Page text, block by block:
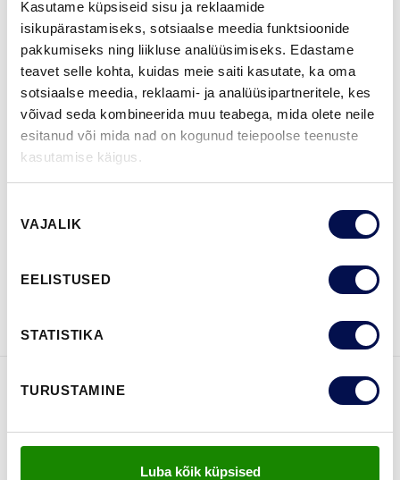
Kasutame küpsiseid sisu ja reklaamide
isikupärastamiseks, sotsiaalse meedia funktsioonide
pakkumiseks ning liikluse analüüsimiseks. Edastame
teavet selle kohta, kuidas meie saiti kasutate, ka oma
sotsiaalse meedia, reklaami- ja analüüsipartneritele, kes
võivad seda kombineerida muu teabega, mida olete neile
esitanud või mida nad on kogunud teiepoolse teenuste
kasutamise käigus.
valik
VAJALIK
EELISTUSED
STATISTIKA
TURUSTAMINE
Luba kõik küpsised
ROHKEM
MÕÕDUD
VAATA
Võta meiega